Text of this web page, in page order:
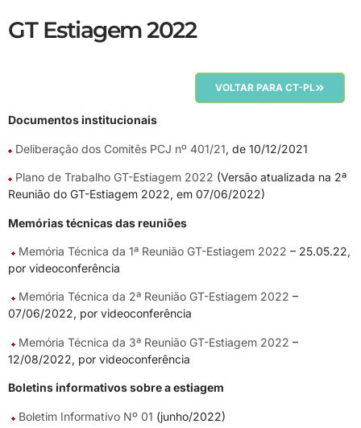
GT Estiagem 2022
VOLTAR PARA CT-PL
Documentos institucionais
Deliberação dos Comitês PCJ nº 401/21, de 10/12/2021
Plano de Trabalho GT-Estiagem 2022 (Versão atualizada na 2ª
Reunião do GT-Estiagem 2022, em 07/06/2022)
Memórias técnicas das reuniões
Memória Técnica da 1ª Reunião GT-Estiagem 2022 – 25.05.22,
por videoconferência
Memória Técnica da 2ª Reunião GT-Estiagem 2022 –
07/06/2022, por videoconferência
Memória Técnica da 3ª Reunião GT-Estiagem 2022 –
12/08/2022, por videoconferência
Boletins informativos sobre a estiagem
Boletim Informativo Nº 01 (junho/2022)